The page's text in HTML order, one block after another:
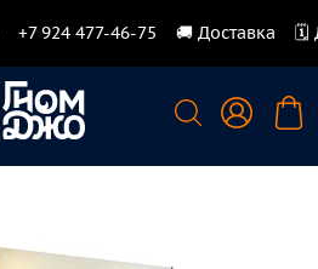
+7 924 477-46-75 🚚 Доставка 🗓️